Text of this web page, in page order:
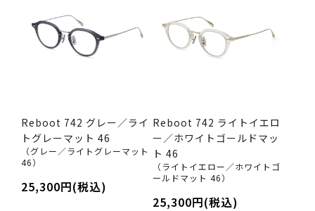
Reboot 742 グレー／ライ
トグレーマット 46
（グレー／ライトグレーマット
46）
25,300円(税込)
Reboot 742 ライトイエロ
ー／ホワイトゴールドマッ
ト 46
（ライトイエロー／ホワイトゴ
ールドマット 46）
25,300円(税込)